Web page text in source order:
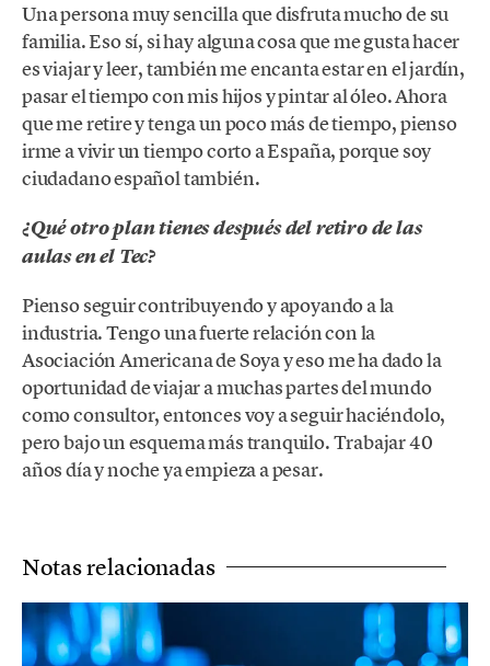
Una persona muy sencilla que disfruta mucho de su
familia. Eso sí, si hay alguna cosa que me gusta hacer
es viajar y leer, también me encanta estar en el jardín,
pasar el tiempo con mis hijos y pintar al óleo. Ahora
que me retire y tenga un poco más de tiempo, pienso
irme a vivir un tiempo corto a España, porque soy
ciudadano español también.
¿Qué otro plan tienes después del retiro de las
aulas en el Tec?
Pienso seguir contribuyendo y apoyando a la
industria. Tengo una fuerte relación con la
Asociación Americana de Soya y eso me ha dado la
oportunidad de viajar a muchas partes del mundo
como consultor, entonces voy a seguir haciéndolo,
pero bajo un esquema más tranquilo. Trabajar 40
años día y noche ya empieza a pesar.
Notas relacionadas